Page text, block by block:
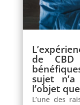
de
sujet
l’objet
L’une des